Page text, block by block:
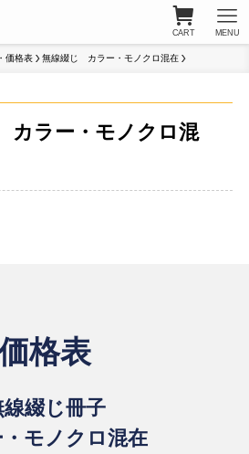
CART MENU
価格表 無線綴じ カラー・モノクロ混在
ラー・モノクロ混
格表
線綴じ冊子
モノクロ混在